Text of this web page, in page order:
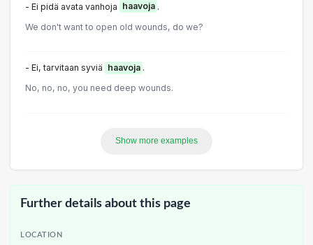
- Ei pidä avata vanhoja haavoja .
We don't want to open old wounds, do we?
- Ei, tarvitaan syviä haavoja .
No, no, no, you need deep wounds.
Show more examples
Further details about this page
LOCATION